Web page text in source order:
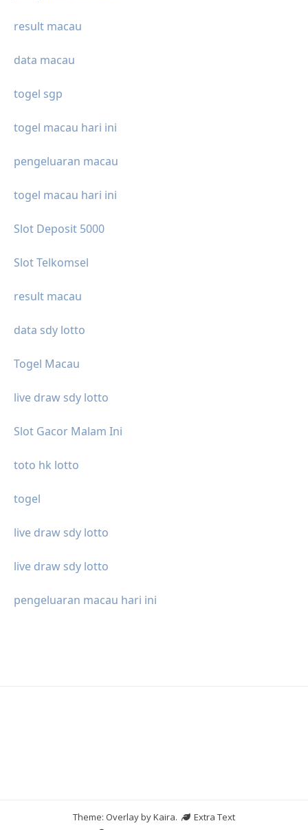
result macau
data macau
togel sgp
togel macau hari ini
pengeluaran macau
togel macau hari ini
Slot Deposit 5000
Slot Telkomsel
result macau
data sdy lotto
Togel Macau
live draw sdy lotto
Slot Gacor Malam Ini
toto hk lotto
togel
live draw sdy lotto
live draw sdy lotto
pengeluaran macau hari ini
Theme: Overlay byKaira.
Extra Text